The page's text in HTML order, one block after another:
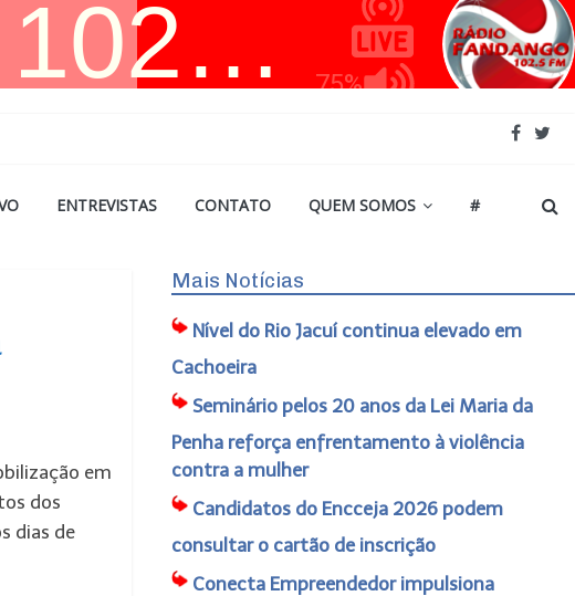
ENTREVISTAS CONTATO QUEM SOMOS #
em
dos
dias de
Mais Notícias
Nível do Rio Jacuí continua elevado em
Cachoeira
Seminário pelos 20 anos da Lei Maria da
Penha reforça enfrentamento à violência
contra a mulher
Candidatos do Encceja 2026 podem
consultar o cartão de inscrição
Conecta Empreendedor impulsiona